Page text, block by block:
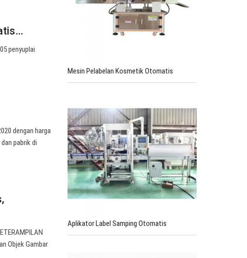
penyuplai
dengan harga
pabrik di
Objek Gambar
Mesin Pelabelan Kosmetik Otomatis
Aplikator Label Samping Otomatis